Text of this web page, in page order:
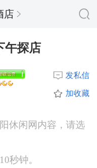
店
午探店
发私信
加收藏
休闲网内容，请选
秒钟。